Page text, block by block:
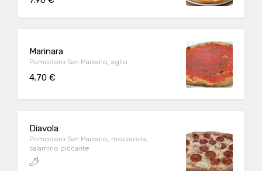
Marinara
Pomodoro San Marzano, aglio
4.70 €
Diavola
Pomodoro San Marzano, mozzarella,
salamino piccante